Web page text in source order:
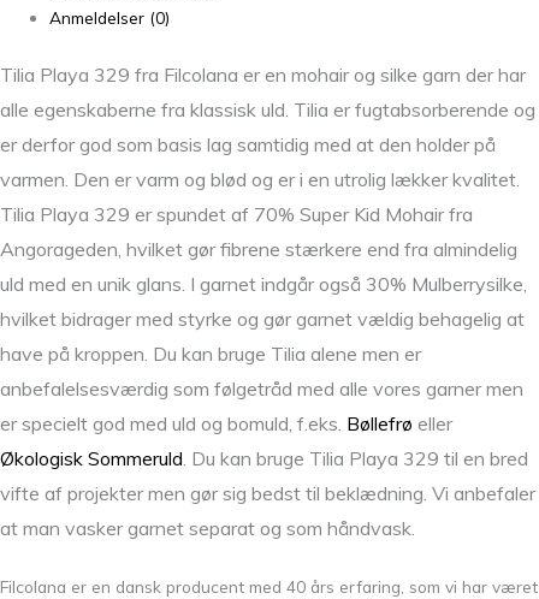
Anmeldelser (0)
Tilia Playa 329 fra Filcolana er en mohair og silke garn der har
alle egenskaberne fra klassisk uld. Tilia er fugtabsorberende og
er derfor god som basis lag samtidig med at den holder på
varmen. Den er varm og blød og er i en utrolig lækker kvalitet.
Tilia Playa 329 er spundet af 70% Super Kid Mohair fra
Angorageden, hvilket gør fibrene stærkere end fra almindelig
uld med en unik glans. I garnet indgår også 30% Mulberrysilke,
hvilket bidrager med styrke og gør garnet vældig behagelig at
have på kroppen. Du kan bruge Tilia alene men er
anbefalelsesværdig som følgetråd med alle vores garner men
er specielt god med uld og bomuld, f.eks. Bøllefrø eller
Økologisk Sommeruld . Du kan bruge Tilia Playa 329 til en bred
vifte af projekter men gør sig bedst til beklædning. Vi anbefaler
at man vasker garnet separat og som håndvask.
Filcolana er en dansk producent med 40 års erfaring, som vi har været